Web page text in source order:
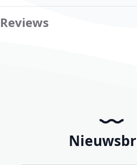
Reviews